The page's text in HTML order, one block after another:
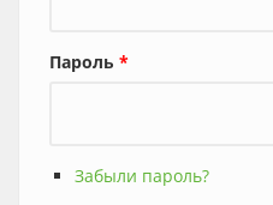
Пароль *
Забыли пароль?